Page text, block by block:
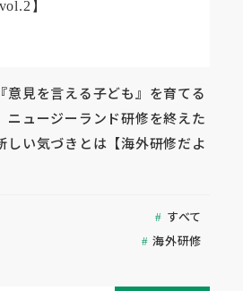
意見を言える子ども』を育てる
ニュージーランド研修を終えた
しい気づきとは【海外研修だよ
すべて
海外研修